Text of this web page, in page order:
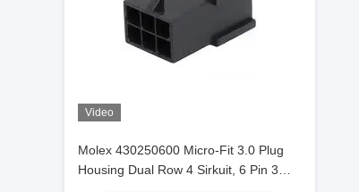
Video
Molex 430250600 Micro-Fit 3.0 Plug
Housing Dual Row 4 Sirkuit, 6 Pin 3